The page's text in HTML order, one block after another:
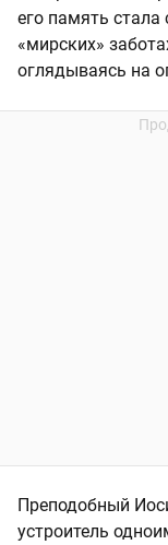
его память
«мирских»
оглядываясь на
Преподобный
устроитель